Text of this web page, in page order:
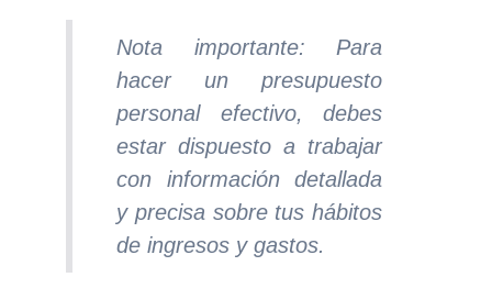
Nota importante: Para
hacer un presupuesto
personal efectivo, debes
estar dispuesto a trabajar
con información detallada
y precisa sobre tus hábitos
de ingresos y gastos.